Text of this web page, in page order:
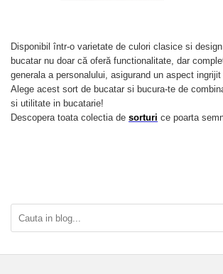
Disponibil într-o varietate de culori clasice si
bucatar nu doar că oferă functionalitate, dar
generala a personalului, asigurand un aspect
Alege acest sort de bucatar si bucura-te de
si utilitate in bucatarie!
Descopera toata colectia de sorturi ce poarta